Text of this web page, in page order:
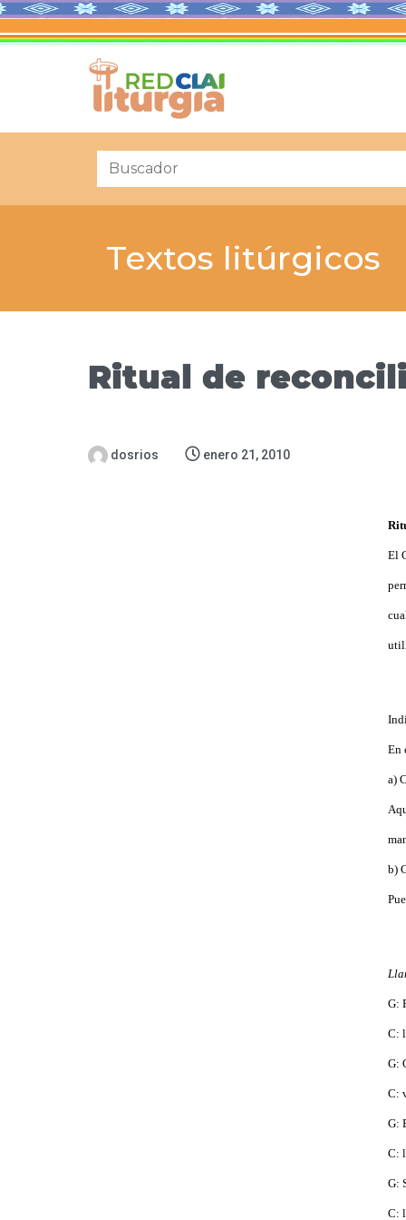
Textos litúrgicos
Ritual de
dosrios enero 21, 2010
El
En
a)
b)
G:
C:
G:
C:
G:
C:
G:
C: